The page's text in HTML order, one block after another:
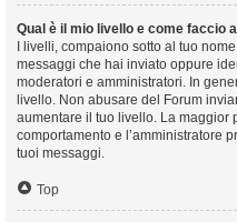
Qual è il mio livello e come faccio
I livelli, compaiono sotto al tuo
messaggi che hai inviato oppure
moderatori e amministratori. In
livello. Non abusare del Forum
aumentare il tuo livello. La maggior
comportamento e l’amministratore
tuoi messaggi.
Top